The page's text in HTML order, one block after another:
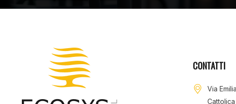
CONTATTI
Via
Cattolica